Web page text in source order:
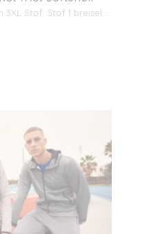
Stof: Stof 1 breisel:…